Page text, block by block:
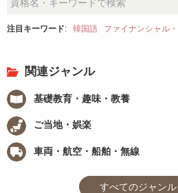
注目キーワード: 韓国語 ファイナンシャル
関連ジャンル
基礎教育・趣味・教養
ご当地・娯楽
車両・航空・船舶・無線
すべてのジャンル